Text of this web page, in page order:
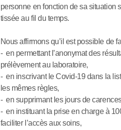
personne en fonction de sa situation
tissée au fil du temps.
Nous affirmons qu’il est possible de
- en permettant l’anonymat des
prélèvement au laboratoire,
- en inscrivant le Covid-19 dans la
les mêmes règles,
- en supprimant les jours de
- en instituant la prise en charge à
faciliter l’accès aux soins,